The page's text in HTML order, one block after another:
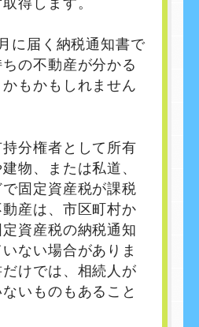
月に届く納税通知書で
の不動産が分かる
もかもしれません
分権者として所有
物、または私道、
固定資産税が課税
産は、市区町村か
資産税の納税通知
ない場合がありま
けでは、相続人が
いものもあること